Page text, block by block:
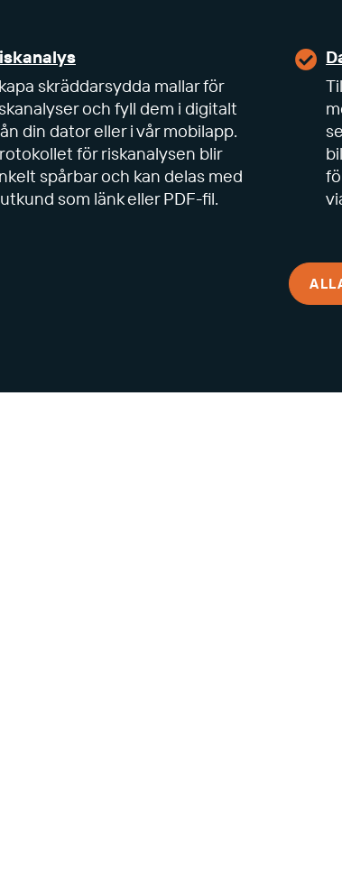
skräddarsydda mallar för
och fyll dem i digitalt
din dator eller i vår mobilapp.
för riskanalysen blir
spårbar och kan delas med
som länk eller PDF-fil.